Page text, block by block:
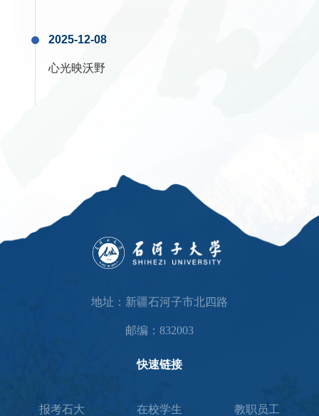
地址：新疆石河子市北四路
邮编：832003
快速链接
报考石大 在校学生 教职员工